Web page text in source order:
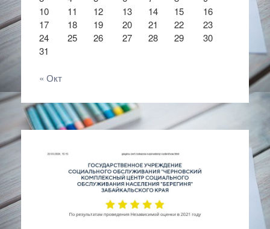
10
11 12 13 14 15
16
17
18 19 20 21 22
23
24
25 26 27 28 29
30
31
« Окт